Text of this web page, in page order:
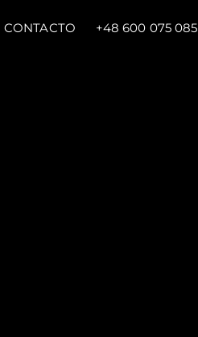
CONTACTO +48 600 075 085